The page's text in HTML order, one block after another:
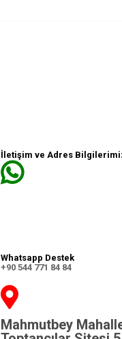
İletişim ve Adres
Whatsapp Destek
+90 544 771 84 84
Mahmutbey